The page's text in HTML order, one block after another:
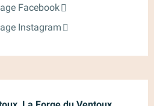
Facebook
Instagram